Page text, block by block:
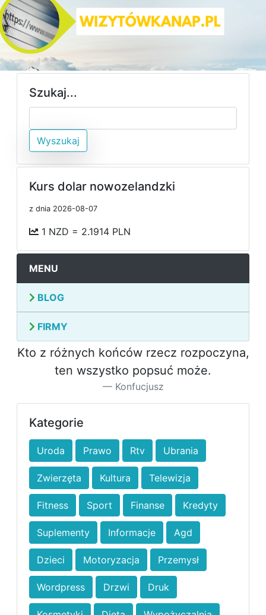
Szukaj...
Wyszukaj
Kurs dolar nowozelandzki
z dnia 2026-08-07
1 NZD = 2.1914 PLN
MENU
BLOG
FIRMY
Kto z różnych końców rzecz rozpoczyna,
ten wszystko popsuć może.
Konfucjusz
Kategorie
Uroda Prawo Rtv Ubrania
Zwierzęta Kultura Telewizja
Fitness Sport Finanse Kredyty
Suplementy Informacje Agd
Dzieci Motoryzacja Przemysł
Wordpress Drzwi Druk